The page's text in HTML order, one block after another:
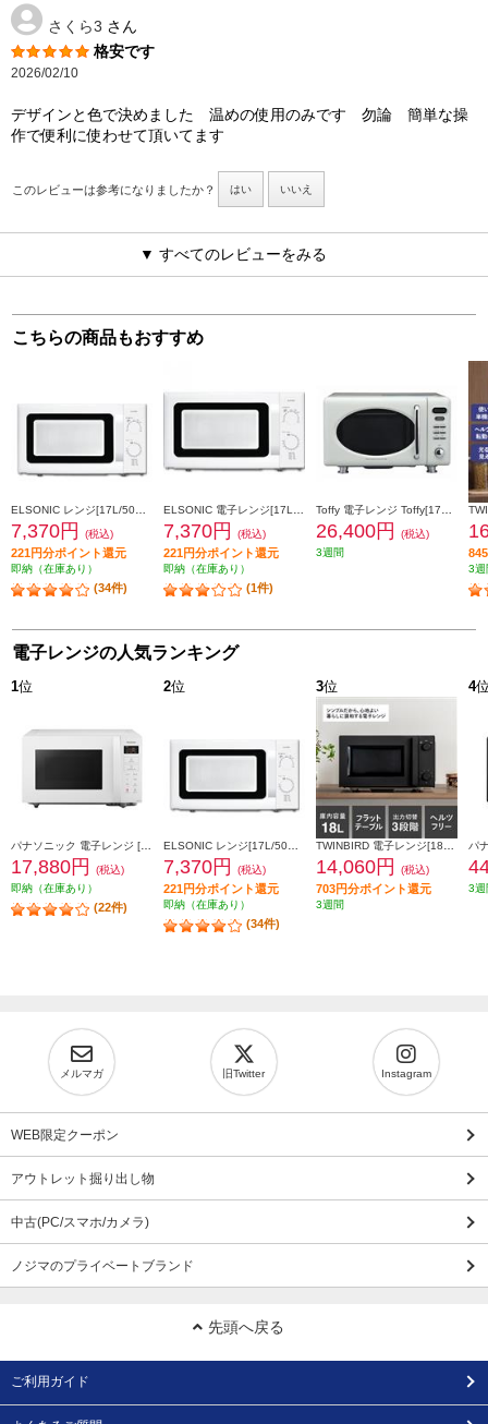
さくら3 さん
格安です
2026/02/10
デザインと色で決めました 温めの使用のみです 勿論 簡単な操
作で便利に使わせて頂いてます
このレビューは参考になりましたか？ はい いいえ
▼ すべてのレビューをみる
こちらの商品もおすすめ
7,370円 (税込)
221円分ポイント還元
即納（在庫あり）
(34件)
7,370円 (税込)
221円分ポイント還元
即納（在庫あり）
(1件)
26,400円
(税込)
3週間
3週
電子レンジの人気ランキング
1位
17,880円
(税込)
即納（在庫あり）
(22件)
2位
7,370円 (税込)
221円分ポイント還元
即納（在庫あり）
(34件)
3位
14,060円 (税込)
703円分ポイント還元
3週間
4
3週
メルマガ 旧Twitter Instagram
WEB限定クーポン
アウトレット掘り出し物
中古(PC/スマホ/カメラ)
ノジマのプライベートブランド
先頭へ戻る
ご利用ガイド